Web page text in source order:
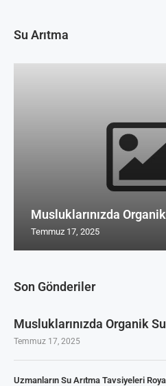
Son Gönderiler
Musluklarınızda Organik
Temmuz 17, 2025
Uzmanların Su Arıtma Tavsiyeleri Royal
Su Arıtma
Musluklarınızda
Temmuz 17, 2025